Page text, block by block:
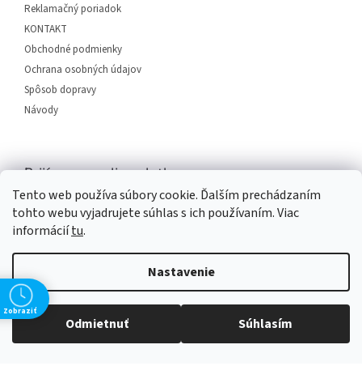
Tento web používa súbory cookie. Ďalším prechádzaním
tohto webu vyjadrujete súhlas s ich používaním. Viac
informáciítu.
Nastavenie
Odmietnuť Súhlasím
Reklamačný poriadok
KONTAKT
Obchodné podmienky
Ochrana osobných údajov
Spôsob dopravy
Návody
Prijímame online platby
Vytvoril Shoptet
Zobraziť